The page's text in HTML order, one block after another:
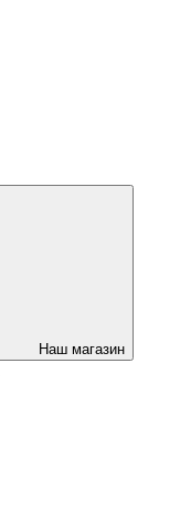
Наш магазин